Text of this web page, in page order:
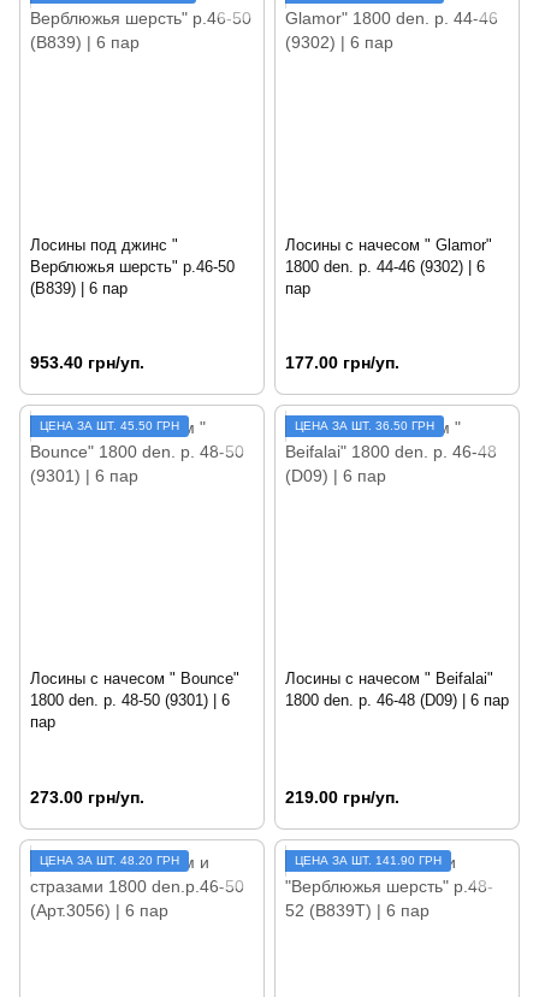
Лосины под джинс "
Верблюжья шерсть" р.46-50
(B839) | 6 пар
953.40 грн/уп.
Лосины с начесом " Glamor"
1800 den. р. 44-46 (9302) | 6
пар
177.00 грн/уп.
ЦЕНА ЗА ШТ. 45.50 ГРН
Лосины с начесом " Bounce"
1800 den. р. 48-50 (9301) | 6
пар
273.00 грн/уп.
ЦЕНА ЗА ШТ. 36.50 ГРН
Лосины с начесом " Beifalai"
1800 den. р. 46-48 (D09) | 6 пар
219.00 грн/уп.
ЦЕНА ЗА ШТ. 48.20 ГРН ЦЕНА ЗА ШТ. 141.90 ГРН